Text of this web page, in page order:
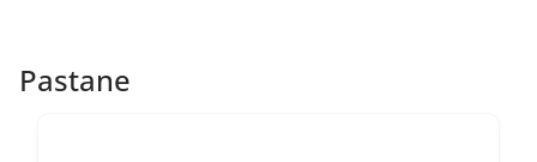
Pastane